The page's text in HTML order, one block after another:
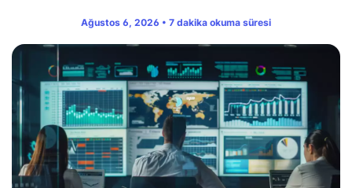
Ağustos 6, 2026 • 7 dakika okuma süresi